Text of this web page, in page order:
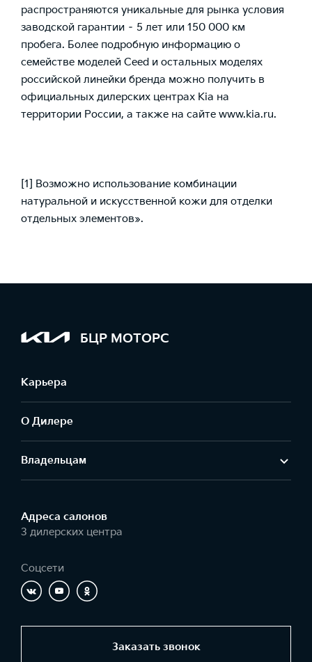
распространяются уникальные для рынка условия
заводской гарантии – 5 лет или 150 000 км
пробега. Более подробную информацию о
семействе моделей Ceed и остальных моделях
российской линейки бренда можно получить в
официальных дилерских центрах Kia на
территории России, а также на сайте www.kia.ru.
[1] Возможно использование комбинации
натуральной и искусственной кожи для отделки
отдельных элементов».
БЦР МОТОРС
Карьера
О Дилере
Владельцам
Адреса салонов
3 дилерских центра
Соцсети
Заказать звонок